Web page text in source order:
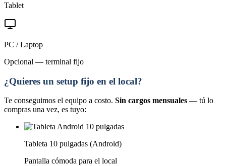
Tablet
PC / Laptop
Opcional — terminal fijo
¿Quieres un setup fijo en el local?
Te conseguimos el equipo a costo. Sin cargos mensuales — tú lo
compras una vez, es tuyo:
Tableta 10 pulgadas (Android)
Pantalla cómoda para el local